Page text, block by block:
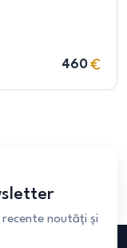
460
noutăți și